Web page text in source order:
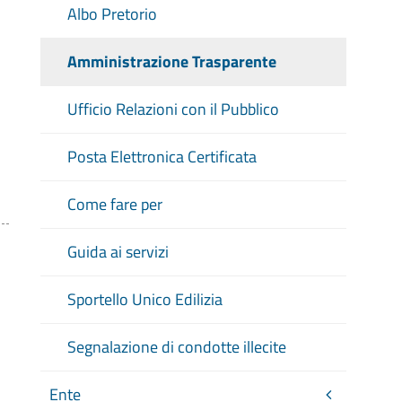
Albo Pretorio
Amministrazione Trasparente
Ufficio Relazioni con il Pubblico
Posta Elettronica Certificata
Come fare per
Guida ai servizi
Sportello Unico Edilizia
Segnalazione di condotte illecite
Ente